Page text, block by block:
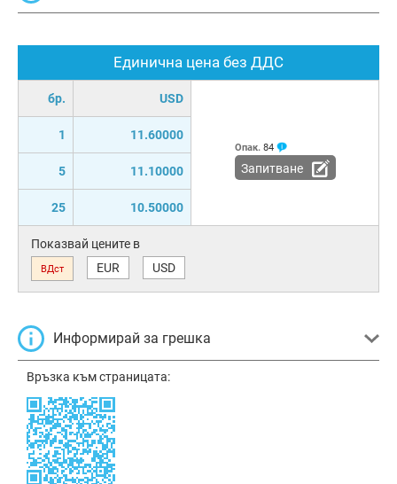
Единична цена без ДДС
бр. USD
1 11.60000
5 11.10000
25 10.50000
Опак. 84
Запитване
Показвай цените в
ВДст EUR USD
Информирай за грешка
Връзка към страницата: